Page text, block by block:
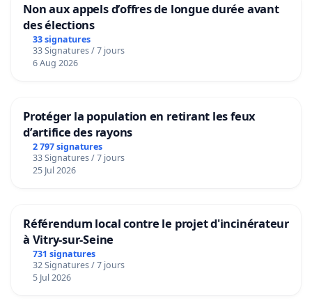
Non aux appels d’offres de longue durée avant
des élections
33 signatures
33 Signatures / 7 jours
6 Aug 2026
Protéger la population en retirant les feux
d’artifice des rayons
2 797 signatures
33 Signatures / 7 jours
25 Jul 2026
Référendum local contre le projet d'incinérateur
à Vitry-sur-Seine
731 signatures
32 Signatures / 7 jours
5 Jul 2026